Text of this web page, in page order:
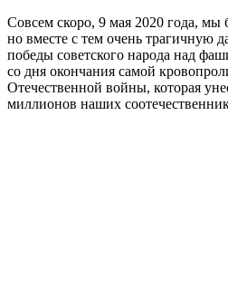
Совсем скоро, 9 мая 2020 года, мы
но вместе с тем очень трагичную
победы советского народа над
со дня окончания самой
Отечественной войны, которая
миллионов наших